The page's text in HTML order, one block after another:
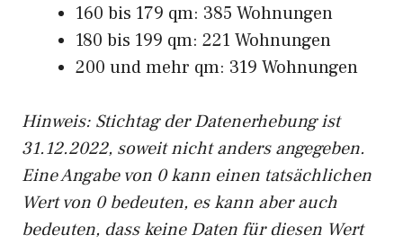
160 bis 179 qm: 385 Wohnungen
180 bis 199 qm: 221 Wohnungen
200 und mehr qm: 319 Wohnungen
Hinweis: Stichtag der Datenerhebung ist
31.12.2022, soweit nicht anders angegeben.
Eine Angabe von 0 kann einen tatsächlichen
Wert von 0 bedeuten, es kann aber auch
bedeuten, dass keine Daten für diesen Wert